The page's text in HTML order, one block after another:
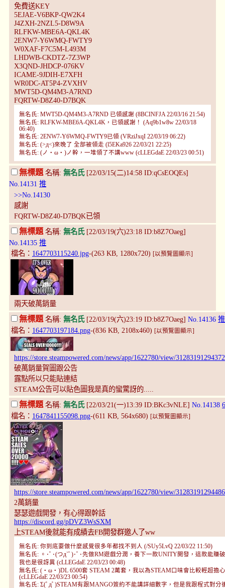
免費送KEY
5EJAE-V6BKP-QW2K4
J4ZXH-2NZL5-D8W9A
RLFKW-MBE6A-QKL4K
2ENW7-Y6WMQ-FWTY9
W0XAF-F7C5M-L493M
LHDWB-CKDTZ-7Z3WP
X3QND-JHDCP-076KV
ICAME-9JDIH-E7XFH
WR0DC-AT5P4-ZVXHV
MWT5D-QM4M3-A7RND
FQRTW-D8Z40-D7BQK
無名氏: MWT5D-QM4M3-A7RND 已領感謝 (8BCINFJA 22/03/16 21:54)
無名氏: RLFKW-MBE6A-QKL4K，已領感謝！ (Aq9b1w8w 22/03/18
06:40)
無名氏: 2ENW7-Y6WMQ-FWTY9已領 (VRziJxqI 22/03/19 06:22)
無名氏: (>д<)來晚了 全部被領走 (l5EKa926 22/03/21 22:25)
無名氏: (ノ・ω・)ノ幹，一堆領了不講www (cLLEGdaE 22/03/23 00:51)
無標題 名稱: 無名氏[22/03/15(二)14:58 ID:qCsEOQEs]
No.14131 推
>>No.14130
感謝
FQRTW-D8Z40-D7BQK已領
無標題 名稱: 無名氏[22/03/19(六)23:18 ID:b8Z7Oaeg]
No.14135 推
檔名： 1647703115240.jpg-(263 KB, 1280x720) [以預覽圖顯示]
兩天破萬銷量
無標題名稱: 無名氏[22/03/19(六)23:19 ID:b8Z7Oaeg] No.14136 推
檔名： 1647703197184.png-(836 KB, 2108x460) [以預覽圖顯示]
https://store.steampowered.com/news/app/1622780/view/
破萬銷量賀圖跟公告
露點所以只能貼連結
STEAM公告可以貼色圖我是真的蠻驚訝的.....
無標題 名稱: 無名氏[22/03/21(一)13:39 ID:BKc3vNLE] No.14138
檔名： 1647841155098.png-(611 KB, 564x680) [以預覽圖顯示]
https://store.steampowered.com/news/app/1622780/view/
2萬銷量
瑟瑟遊戲開發，有心得跟幹話
https://discord.gg/pDVZ3WsSXM
上STEAM後就能有成績去FB開發群邀人了ww
無名氏: 你到底要做什麼感覺很多年都找不到人 (/SUy5LvQ 22/03/22 11:50)
無名氏: 。･ﾟ･(つд`ﾟ)･ﾟ･先做RM遊戲分潤，養下一款UNITY開發，這款能賺
我也是很訝異 (cLLEGdaE 22/03/23 00:48)
無名氏: (・ω・)DL 6500套 STEAM 2萬套，我以為STEAM口味會比較輕超擔心
(cLLEGdaE 22/03/23 00:54)
無名氏: Σ(ﾟдﾟ)STEAM有跟MANGO簽約不能講詳細數字，但是我跟程式對分